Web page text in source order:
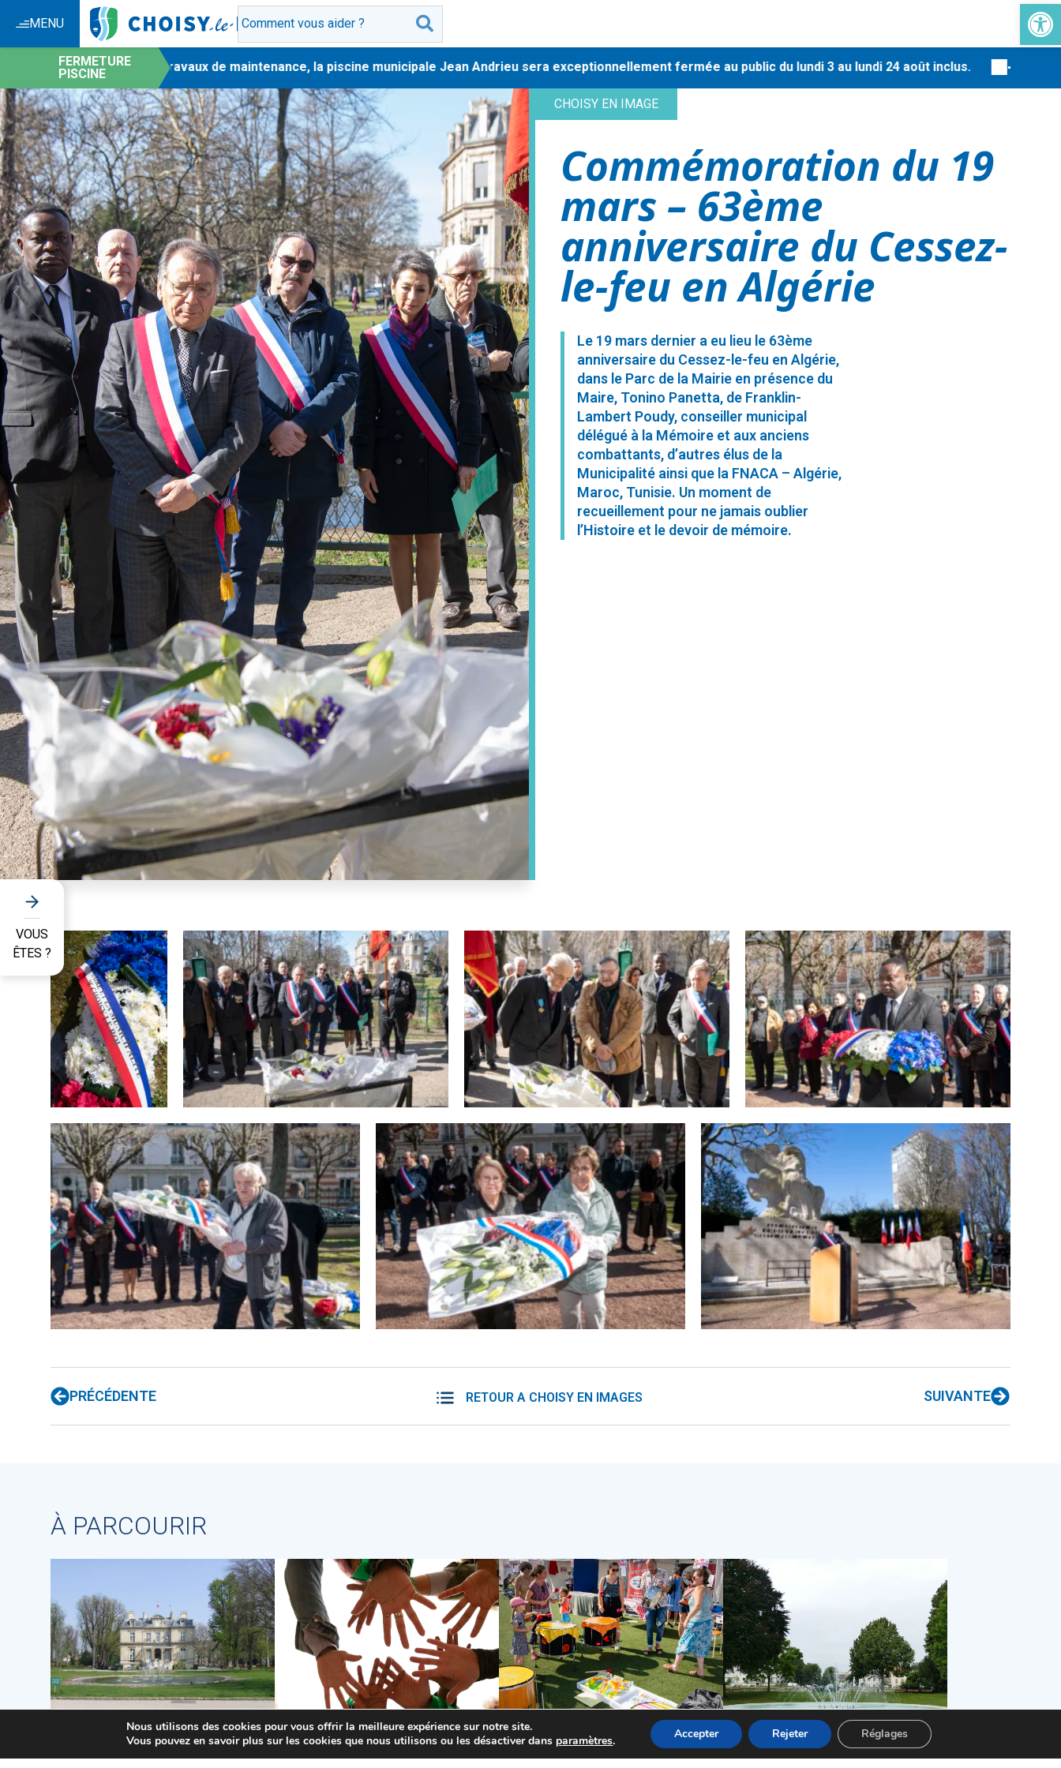
Ouvrir
MENU
FERMETURE
PISCINE
-En raison de travaux de maintenance, la piscine municipale Jean Andrieu sera exceptionnellement fermée au public du lundi 3 au lundi 24 août inclus. - En raison
CHOISY EN IMAGE
Commémoration du 19
mars – 63ème
anniversaire du Cessez-
le-feu en Algérie
Le 19 mars dernier a eu lieu le 63ème
anniversaire du Cessez-le-feu en Algérie,
dans le Parc de la Mairie en présence du
Maire, Tonino Panetta, de Franklin-
Lambert Poudy, conseiller municipal
délégué à la Mémoire et aux anciens
combattants, d’autres élus de la
Municipalité ainsi que la FNACA – Algérie,
Maroc, Tunisie. Un moment de
recueillement pour ne jamais oublier
l’Histoire et le devoir de mémoire.
VOUS
ÊTES ?
PRÉCÉDENTE SUIVANTE
RETOUR A CHOISY EN IMAGES
À PARCOURIR
Accessibilité Action sociale Actualités Cadre de vie
Nous utilisons des cookies pour vous offrir la meilleure expérience sur notre site.
Vous pouvez en savoir plus sur les cookies que nous utilisons ou les désactiver dans paramètres. Accepter Rejeter Réglages